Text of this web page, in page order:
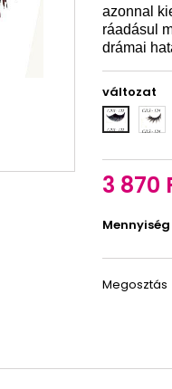
azonnal
ráadásul
drámai
változat
PB
CILS
PB
CILS
3 870
Mennyiség
Megosztás